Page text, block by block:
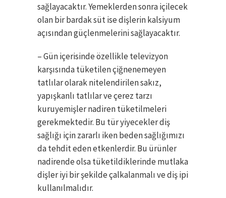
sağlayacaktır. Yemeklerden sonra içilecek
olan bir bardak süt ise dişlerin kalsiyum
açısından güçlenmelerini sağlayacaktır.
– Gün içerisinde özellikle televizyon
karşısında tüketilen çiğnenemeyen
tatlılar olarak nitelendirilen sakız,
yapışkanlı tatlılar ve çerez tarzı
kuruyemişler nadiren tüketilmeleri
gerekmektedir. Bu tür yiyecekler diş
sağlığı için zararlı iken beden sağlığımızı
da tehdit eden etkenlerdir. Bu ürünler
nadirende olsa tüketildiklerinde mutlaka
dişler iyi bir şekilde çalkalanmalı ve diş ipi
kullanılmalıdır.